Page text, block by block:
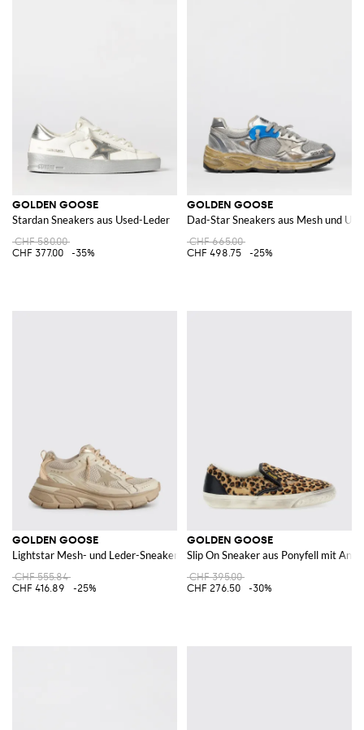
GOLDEN GOOSE
Stardan Sneakers aus Used-Leder
CHF 580.00
CHF 377.00
-35%
GOLDEN GOOSE
Dad-Star Sneakers aus Mesh und
CHF 665.00
CHF 498.75
-25%
GOLDEN GOOSE
Lightstar Mesh- und Leder-Sneakers
CHF 555.84
CHF 416.89
-25%
GOLDEN GOOSE
Slip On Sneaker aus Ponyfell mit
CHF 395.00
CHF 276.50
-30%